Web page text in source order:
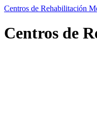
Centros de Rehabilitación
Centros de